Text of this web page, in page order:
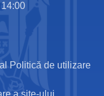
Politică de utilizare
a site-ului